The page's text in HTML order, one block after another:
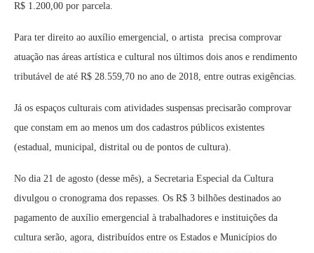
R$ 1.200,00 por parcela.
Para ter direito ao auxílio emergencial, o artista precisa comprovar
atuação nas áreas artística e cultural nos últimos dois anos e rendimento
tributável de até R$ 28.559,70 no ano de 2018, entre outras exigências.
Já os espaços culturais com atividades suspensas precisarão comprovar
que constam em ao menos um dos cadastros públicos existentes
(estadual, municipal, distrital ou de pontos de cultura).
No dia 21 de agosto (desse mês), a Secretaria Especial da Cultura
divulgou o cronograma dos repasses. Os R$ 3 bilhões destinados ao
pagamento de auxílio emergencial à trabalhadores e instituições da
cultura serão, agora, distribuídos entre os Estados e Municípios do